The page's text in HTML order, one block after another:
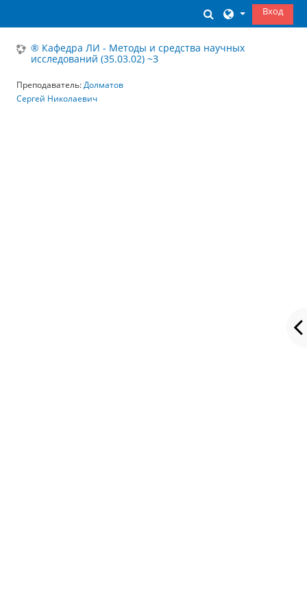
ИзменитьВход
® Кафедра ЛИ - Методы и средства научных
исследований (35.03.02) ~З
Преподаватель:Долматов
Сергей Николаевич